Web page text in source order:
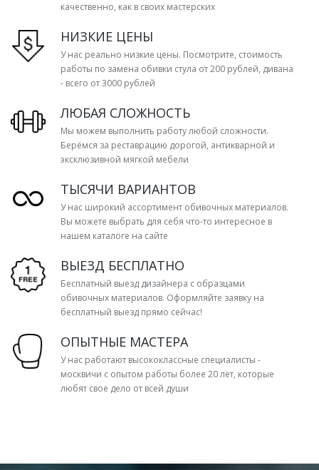
качественно, как в своих мастерских
НИЗКИЕ ЦЕНЫ
У нас реально низкие цены. Посмотрите, стоимость
работы по замена обивки стула от 200 рублей, дивана
- всего от 3000 рублей
ЛЮБАЯ СЛОЖНОСТЬ
Мы можем выполнить работу любой сложности.
Берёмся за реставрацию дорогой, антикварной и
эксклюзивной мягкой мебели
ТЫСЯЧИ ВАРИАНТОВ
У нас широкий ассортимент обивочных материалов.
Вы можете выбрать для себя что-то интересное в
нашем каталоге на сайте
ВЫЕЗД БЕСПЛАТНО
Бесплатный выезд дизайнера с образцами
обивочных материалов. Оформляйте заявку на
бесплатный выезд прямо сейчас!
ОПЫТНЫЕ МАСТЕРА
У нас работают высококлассные специалисты -
москвичи с опытом работы более 20 лет, которые
любят свое дело от всей души